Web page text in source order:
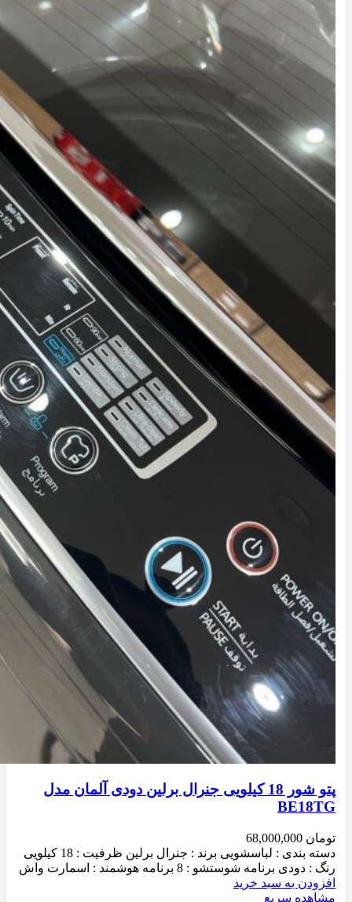
پتو شور 18 کیلویی جنرال برلین دودی آلمان مدل
BE18TG
تومان
دسته بندی : لباسشویی برند : جنرال برلین ظرفیت : 18 کیلویی
رنگ : دودی برنامه شوستشو : 8 برنامه هوشمند : اسمارت واش
افزودن به سبد خرید
مشاهده سریع